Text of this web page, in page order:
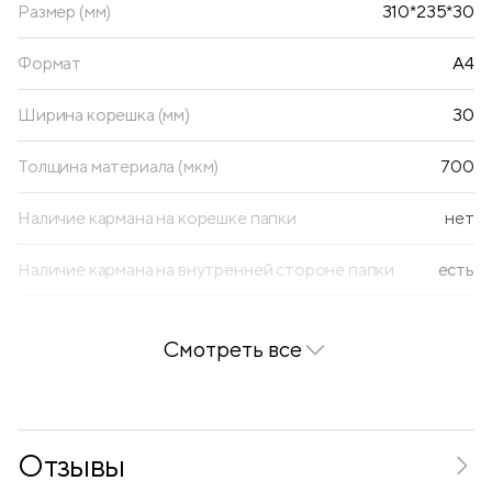
Размер (мм) 310*235*30
Формат А4
Ширина корешка (мм) 30
Толщина материала (мкм) 700
Наличие кармана на корешке папки нет
Наличие кармана на внутренней стороне папки есть
Тип скрепления термосварка
Смотреть все
Отзывы